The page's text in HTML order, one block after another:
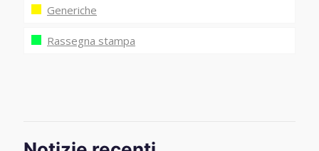
Generiche
Rassegna stampa